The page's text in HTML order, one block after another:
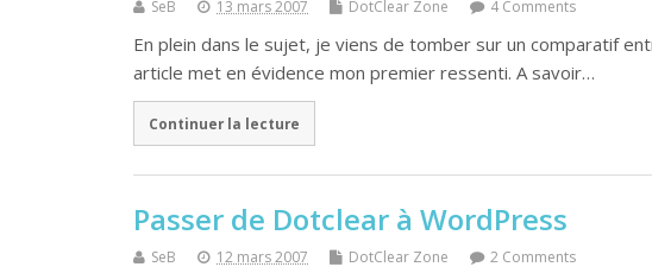
SeB 13 mars 2007 DotClear Zone 4 Comments
En plein dans le sujet, je viens de tomber sur un comparatif
article met en évidence mon premier ressenti. A savoir…
Continuer la lecture
Passer de Dotclear à WordPress
SeB 12 mars 2007 DotClear Zone 2 Comments